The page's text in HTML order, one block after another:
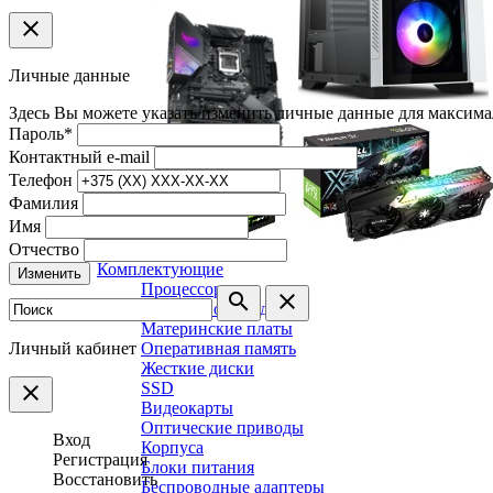
Комплектующие
Процессоры
Системы охлаждения
Материнские платы
Оперативная память
Жесткие диски
SSD
Видеокарты
Оптические приводы
Корпуса
Блоки питания
Беспроводные адаптеры
clear
Личные данные
Здесь Вы можете указать/изменить личные данные для
Пароль*
Контактный e-mail
Телефон
Фамилия
Имя
Отчество
Изменить
search clear
Личный кабинет
clear
Вход
Регистрация
Восстановить